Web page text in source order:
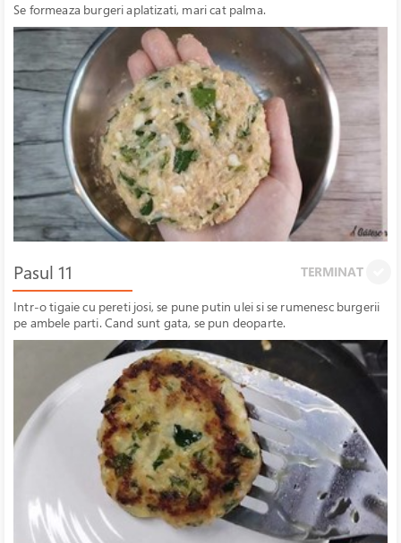
Se formeaza burgeri aplatizati, mari cat palma.
Pasul 11 TERMINAT
Intr-o tigaie cu pereti josi, se pune putin ulei si se rumenesc burgerii
pe ambele parti. Cand sunt gata, se pun deoparte.